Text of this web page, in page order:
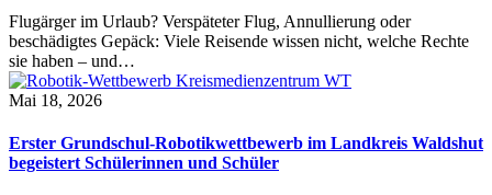
Flugärger im Urlaub? Verspäteter Flug, Annullierung oder
beschädigtes Gepäck: Viele Reisende wissen nicht, welche Rechte
sie haben – und…
Mai 18, 2026
Erster Grundschul-Robotikwettbewerb im Landkreis Waldshut
begeistert Schülerinnen und Schüler